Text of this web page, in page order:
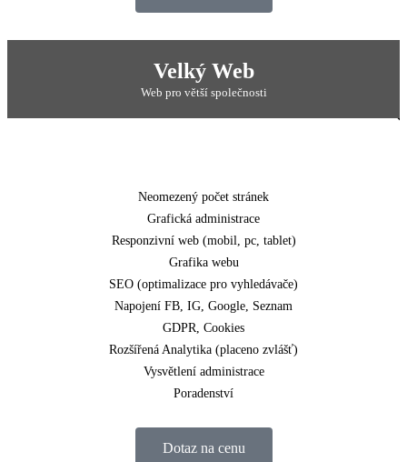
Velký Web
Web pro větší společnosti
Neomezený počet stránek
Grafická administrace
Responzivní web (mobil, pc, tablet)
Grafika webu
SEO (optimalizace pro vyhledávače)
Napojení FB, IG, Google, Seznam
GDPR, Cookies
Rozšířená Analytika (placeno zvlášť)
Vysvětlení administrace
Poradenství
Dotaz na cenu